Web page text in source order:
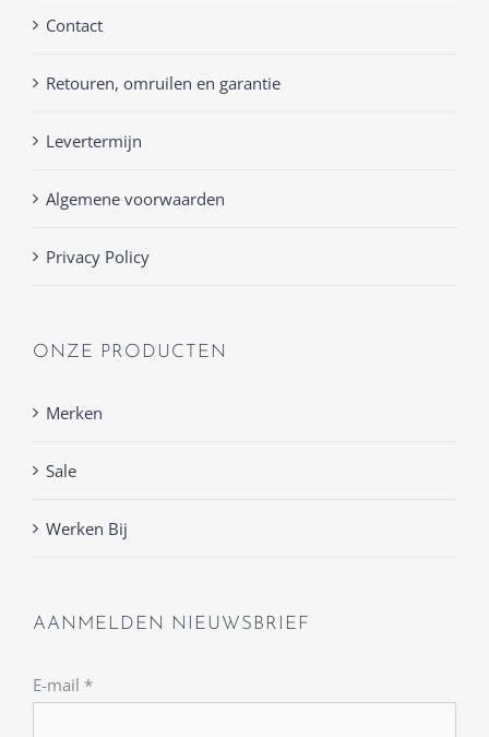
Contact
Retouren, omruilen en garantie
Levertermijn
Algemene voorwaarden
Privacy Policy
ONZE PRODUCTEN
Merken
Sale
Werken Bij
AANMELDEN NIEUWSBRIEF
E-mail *